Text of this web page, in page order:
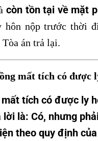
còn tồn tại về mặt
hôn nộp trước thời
án trả lại.
mất tích có được
tích có được ly
lời là: Có, nhưng
theo quy định